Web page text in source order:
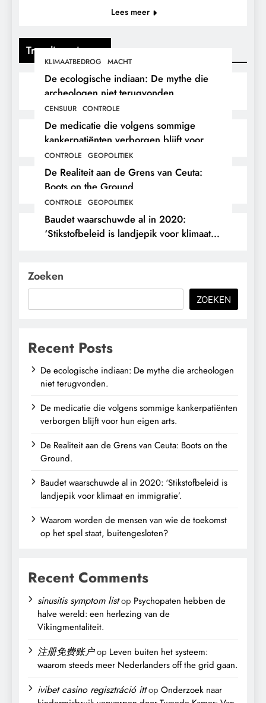
Trending nieuws
KLIMAATBEDROG MACHT
De ecologische indiaan: De mythe die
archeologen niet terugvonden.
CENSUUR CONTROLE
De medicatie die volgens sommige
kankerpatiënten verborgen blijft voor
hun eigen arts.
CONTROLE GEOPOLITIEK
De Realiteit aan de Grens van Ceuta:
Boots on the Ground.
CONTROLE GEOPOLITIEK
Baudet waarschuwde al in 2020:
‘Stikstofbeleid is landjepik voor klimaat
Lees meer
Zoeken
ZOEKEN
Recent Posts
De ecologische indiaan: De mythe die archeologen
niet terugvonden.
De medicatie die volgens sommige kankerpatiënten
verborgen blijft voor hun eigen arts.
De Realiteit aan de Grens van Ceuta: Boots on the
Ground.
Baudet waarschuwde al in 2020: ‘Stikstofbeleid is
landjepik voor klimaat en immigratie’.
Waarom worden de mensen van wie de toekomst
op het spel staat, buitengesloten?
Recent Comments
sinusitis symptom listop Psychopaten hebben de
halve wereld: een herlezing van de
Vikingmentaliteit.
注册免费账户op Leven buiten het systeem:
waarom steeds meer Nederlanders off the grid gaan.
ivibet casino regisztráció ittop Onderzoek naar